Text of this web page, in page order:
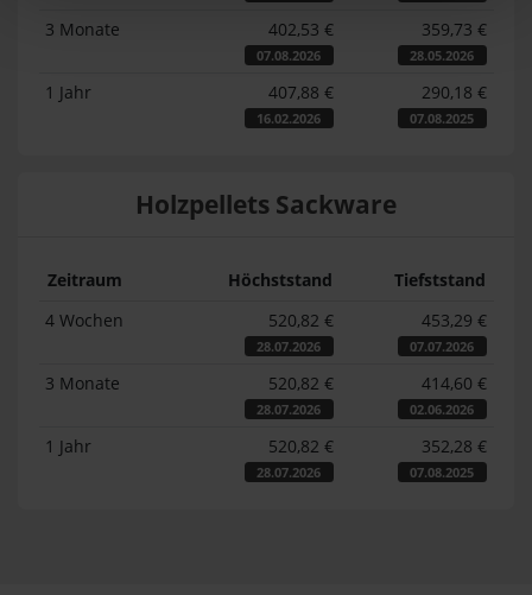
3 Monate 402,53 €
07.08.2026
359,73 €
28.05.2026
1 Jahr 407,88 €
16.02.2026
290,18 €
07.08.2025
Holzpellets Sackware
Zeitraum Höchststand
Tiefststand
4 Wochen
520,82 €
28.07.2026
453,29 €
07.07.2026
3 Monate 520,82 €
28.07.2026
414,60 €
02.06.2026
1 Jahr 520,82 €
28.07.2026
352,28 €
07.08.2025